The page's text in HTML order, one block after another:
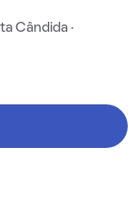
Cândida ·